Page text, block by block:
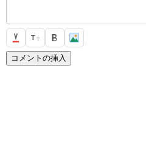
T T